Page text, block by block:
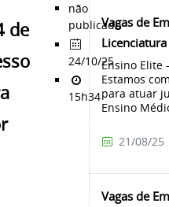
de
não
publicado
24/10/25
15h34
Vagas de
Ensino
Estamos
para atuar
Ensino
21/08/25
Vagas de